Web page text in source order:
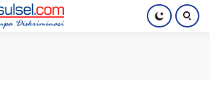
Pendidikan Index